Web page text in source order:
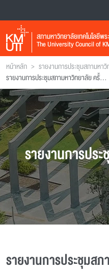
สภามหาวิทยาลัยเทคโนโลยีพ
The University Council of
หน้าหลัก > รายงานการประชุมสภามหา
รายงานการประชุมสภามหาวิทยาลัย ครั้งที่ 157
รายงานการปร
รายงานการประชุมส